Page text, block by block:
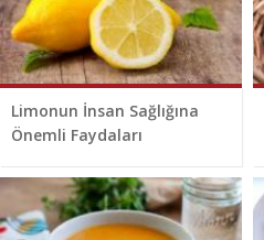
Limonun İnsan Sağlığına
Önemli Faydaları